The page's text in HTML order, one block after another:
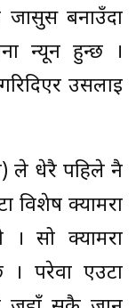
जासुस बनाउँदा
न्यून हुन्छ ।
उसलाई
ले धेरै पहिले नै
विशेष क्यामरा
सो क्यामरा
। परेवा एउटा